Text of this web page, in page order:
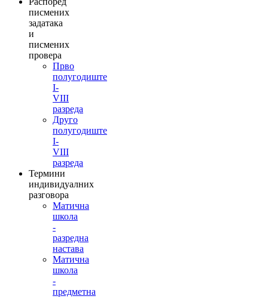
писмених
задатака
и
писмених
провера
Прво
полугодиште
I-
VIII
разреда
Друго
полугодиште
I-
VIII
разреда
Термини
индивидуалних
разговора
Матична
школа
-
разредна
настава
Матична
школа
-
предметна